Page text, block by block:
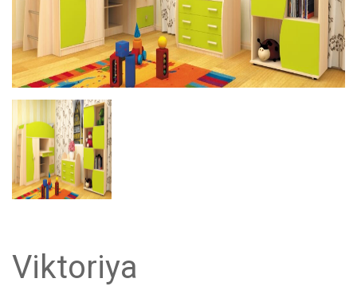
Viktoriya